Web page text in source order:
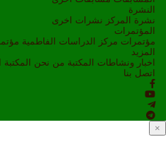
النشرة
نشرة المركز نشرات اخرى
المؤتمرات
مؤتمرات مركز الدراسات الفاطمية
المزيد
اخبار ونشاطات
المكتبة من نحن
اتصل بنا
×